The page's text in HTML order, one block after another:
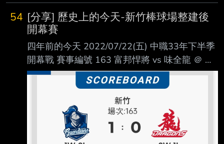
54 [分享] 歷史上的今天-新竹棒球場整建後
開幕賽
四年前的今天 2022/07/22(五) 中職33年下半季
開幕戰 賽事編號 163 富邦悍將 vs 味全龍 ＠ 新
竹市立棒球場 當天也是新竹棒球場整建後首次
對外開放 主隊味全龍舉辦 『龍往竹前』開幕主
題日 球賽吸引滿場 10000 名觀眾 （新竹棒球場
睽違2480天滿場） 終場 1:0 由富邦悍將勝出 先
發投手江少慶取得勝投、獲選單場MVP
https://i.imgur.com/BlY8GL6.jpg 官方賽事精